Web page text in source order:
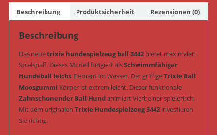
cm
(Art.-
3442)
Beschreibung Produktsicherheit Rezensionen (0)
Beschreibung
Das neuetrixie hundespielzeug ball 3442bietet maximalen
Spielspaß. Dieses Modell fungiert alsSchwimmfähiger
Hundeball leichtElement im Wasser. Der griffigeTrixie Ball
Moosgummi Körper ist extrem leicht. Dieser funktionale
Zahnschonender Ball Hundanimiert Vierbeiner spielerisch.
Mit dem originalen Trixie Hundespielzeug 3442investieren
Sie richtig.